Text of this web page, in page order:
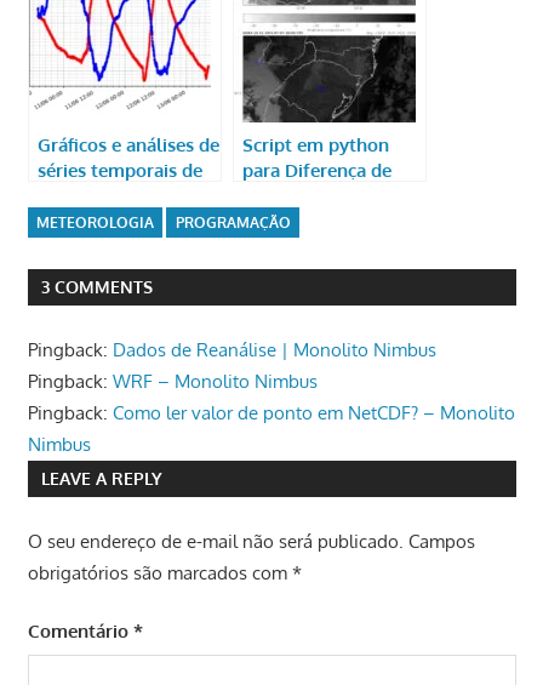
Gráficos e análises de
séries temporais de
umidade
Script em python
para Diferença de
Brilho
METEOROLOGIA PROGRAMAÇÃO
3 COMMENTS
Pingback: Dados de Reanálise | Monolito Nimbus
Pingback: WRF – Monolito Nimbus
Pingback: Como ler valor de ponto em NetCDF? – Monolito
Nimbus
LEAVE A REPLY
O seu endereço de e-mail não será publicado. Campos
obrigatórios são marcados com *
Comentário *